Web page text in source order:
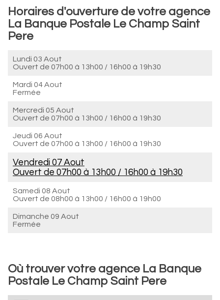
Horaires d'ouverture de votre agence
La Banque Postale Le Champ Saint
Pere
Lundi 03 Aout
Ouvert de 07h00 à 13h00 / 16h00 à 19h30
Mardi 04 Aout
Fermée
Mercredi 05 Aout
Ouvert de 07h00 à 13h00 / 16h00 à 19h30
Jeudi 06 Aout
Ouvert de 07h00 à 13h00 / 16h00 à 19h30
Vendredi 07 Aout
Ouvert de 07h00 à 13h00 / 16h00 à 19h30
Samedi 08 Aout
Ouvert de 08h00 à 13h00 / 16h00 à 19h00
Dimanche 09 Aout
Fermée
Où trouver votre agence La Banque
Postale Le Champ Saint Pere